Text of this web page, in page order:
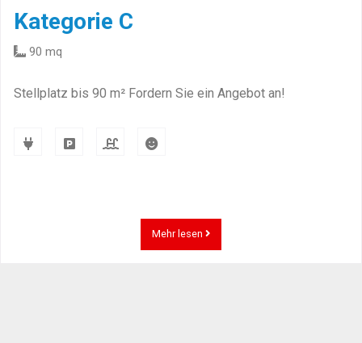
Kategorie C
90 mq
Stellplatz bis 90 m² Fordern Sie ein Angebot an!
Mehr lesen